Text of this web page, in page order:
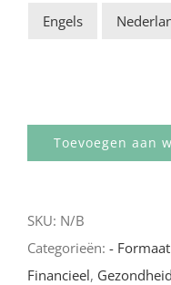
Engels
Toevoegen aan
SKU: N/B
Categorieën: -
Financieel, Gezondheid